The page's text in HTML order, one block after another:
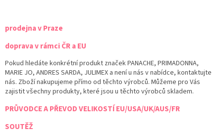
prodejna v Praze
doprava v rámci ČR a EU
Pokud hledáte konkrétní produkt značek PANACHE, PRIMADONNA,
MARIE JO, ANDRES SARDA, JULIMEX a není u nás v nabídce, kontaktujte
nás. Zboží nakupujeme přímo od těchto výrobců. Můžeme pro Vás
zajistit všechny produkty, které jsou u těchto výrobců skladem.
PRŮVODCE A PŘEVOD VELIKOSTÍ EU/USA/UK/AUS/FR
SOUTĚŽ